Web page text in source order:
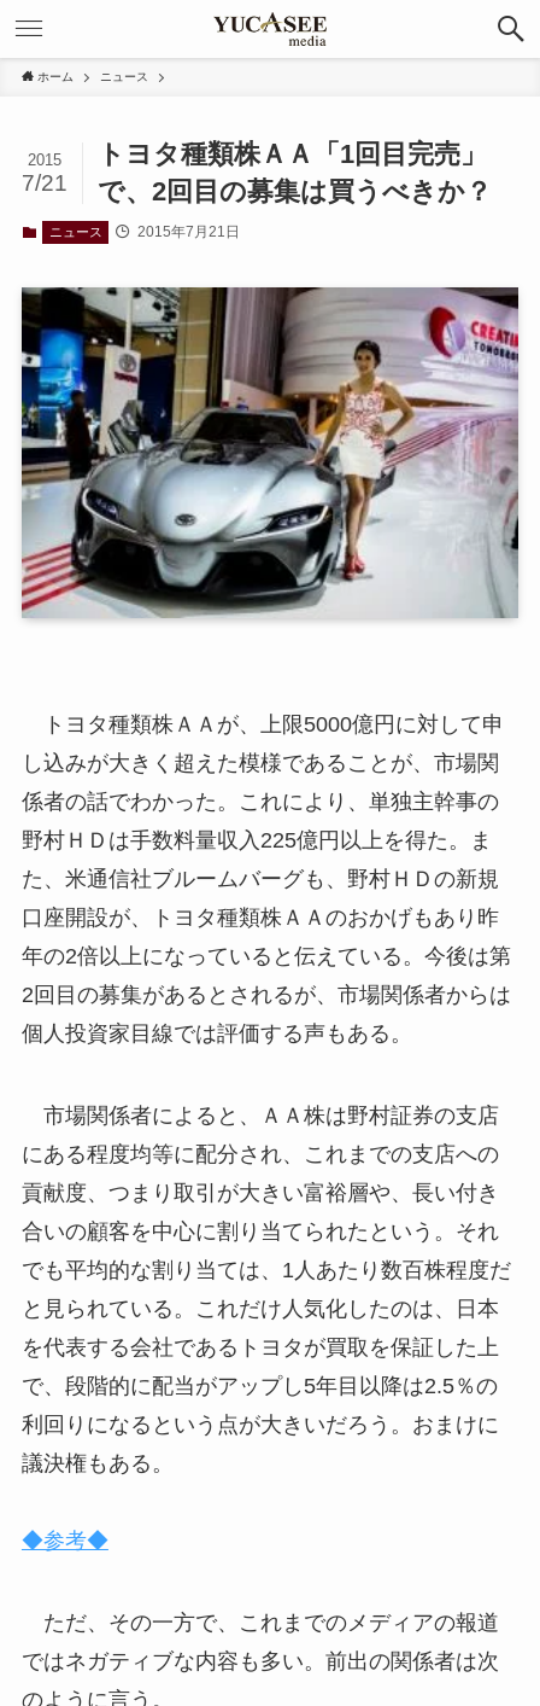
ホーム ニュース
トヨタ種類株ＡＡ「1回目完売」
で、2回目の募集は買うべきか？
2015
7/21
ニュース 2015年7月21日
トヨタ種類株ＡＡが、上限5000億円に対して申
し込みが大きく超えた模様であることが、市場関
係者の話でわかった。これにより、単独主幹事の
野村ＨＤは手数料量収入225億円以上を得た。ま
た、米通信社ブルームバーグも、野村ＨＤの新規
口座開設が、トヨタ種類株ＡＡのおかげもあり昨
年の2倍以上になっていると伝えている。今後は第
2回目の募集があるとされるが、市場関係者からは
個人投資家目線では評価する声もある。
市場関係者によると、ＡＡ株は野村証券の支店
にある程度均等に配分され、これまでの支店への
貢献度、つまり取引が大きい富裕層や、長い付き
合いの顧客を中心に割り当てられたという。それ
でも平均的な割り当ては、1人あたり数百株程度だ
と見られている。これだけ人気化したのは、日本
を代表する会社であるトヨタが買取を保証した上
で、段階的に配当がアップし5年目以降は2.5％の
利回りになるという点が大きいだろう。おまけに
議決権もある。
◆参考◆
ただ、その一方で、これまでのメディアの報道
ではネガティブな内容も多い。前出の関係者は次
のように言う。